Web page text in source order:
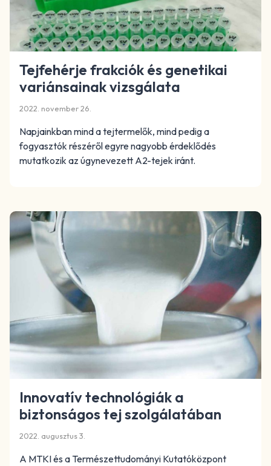
Tejfehérje frakciók és genetikai
variánsainak vizsgálata
2022. november 26.
Napjainkban mind a tejtermelők, mind pedig a
fogyasztók részéről egyre nagyobb érdeklődés
mutatkozik az úgynevezett A2-tejek iránt.
Innovatív technológiák a
biztonságos tej szolgálatában
2022. augusztus 3.
A MTKI és a Természettudományi Kutatóközpont